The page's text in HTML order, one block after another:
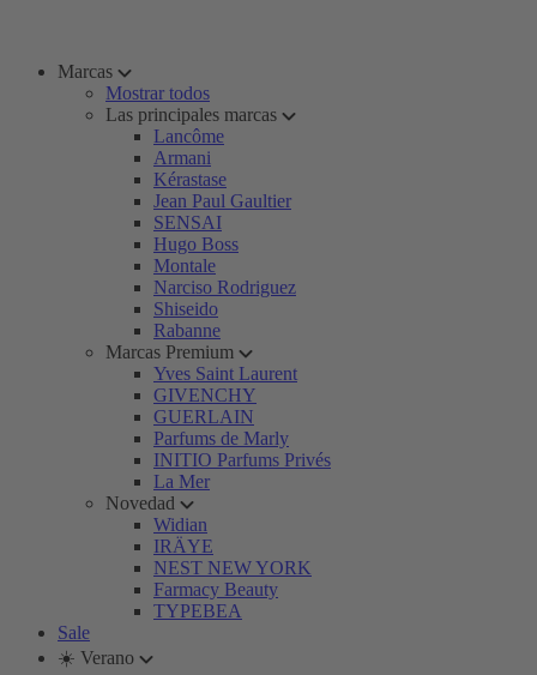
Marcas
Mostrar todos
Las principales marcas
Lancôme
Armani
Kérastase
Jean Paul Gaultier
SENSAI
Hugo Boss
Montale
Narciso Rodriguez
Shiseido
Rabanne
Marcas Premium
Yves Saint Laurent
GIVENCHY
GUERLAIN
Parfums de Marly
INITIO Parfums Privés
La Mer
Novedad
Widian
IRÄYE
NEST NEW YORK
Farmacy Beauty
TYPEBEA
Sale
☀️ Verano